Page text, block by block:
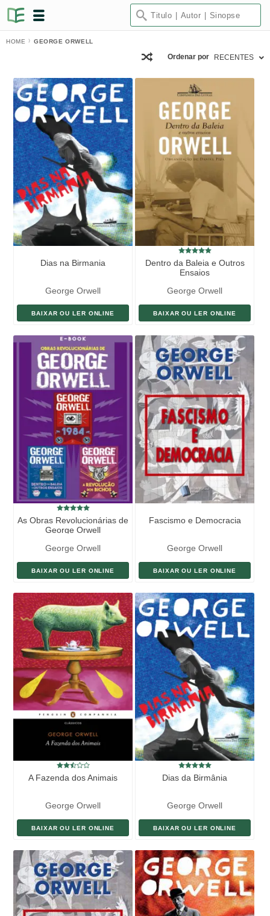
HOME GEORGE ORWELL
Ordenar por RECENTES
Dias na Birmania
George Orwell
BAIXAR OU LER ONLINE
Dentro da Baleia e Outros
Ensaios
George Orwell
BAIXAR OU LER ONLINE
As Obras Revolucionárias de
George Orwell
George Orwell
BAIXAR OU LER ONLINE
Fascismo e Democracia
George Orwell
BAIXAR OU LER ONLINE
A Fazenda dos Animais
George Orwell
BAIXAR OU LER ONLINE
Dias da Birmânia
George Orwell
BAIXAR OU LER ONLINE